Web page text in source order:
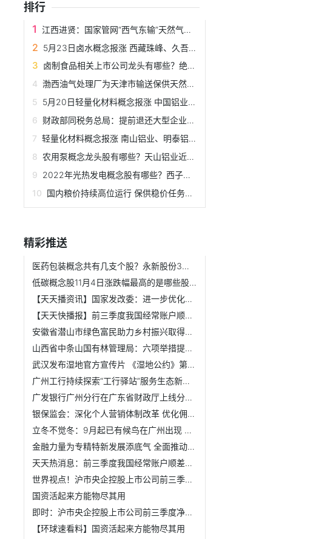
排行
江西进贤：国家管网“西气东输”天然气管道动火作业顺利实施
5月23日卤水概念报涨 西藏珠峰、久吾高科等领涨
卤制食品相关上市公司龙头有哪些？绝味食品2022年股价下跌-46.12%
渤西油气处理厂为天津市输送保供天然气超40亿立方米
5月20日轻量化材料概念报涨 中国铝业、明泰铝业领涨
财政部同税务总局：提前退还大型企业存量留抵税额
轻量化材料概念报涨 南山铝业、明泰铝业等领涨
农用泵概念龙头股有哪些？天山铝业近7个交易日股价上涨8.42%
2022年光热发电概念股有哪些？西子洁能5日内股价上涨2.71%
国内粮价持续高位运行 保供稳价任务十分艰巨
精彩推送
医药包装概念共有几支个股？永新股份3日内股价下跌4.7%
低碳概念股11月4日涨跌幅最高的是哪些股票？11月4日好当家成...
【天天播资讯】国家发改委：进一步优化民间投资社会环境
【天天快播报】前三季度我国经常账户顺差20598亿元
安徽省潜山市绿色富民助力乡村振兴取得新成效
山西省中条山国有林管理局：六项举措提升种苗培育质量
武汉发布湿地官方宣传片 《湿地公约》第十四届缔约方大会即...
广州工行持续探索“工行驿站”服务生态新模式 打造客户身边...
广发银行广州分行在广东省财政厅上线分离式电子保函业务
银保监会：深化个人营销体制改革 优化佣金激励分配机制
立冬不觉冬：9月起已有候鸟在广州出现 最高气温将达30℃
金融力量为专精特新发展添底气 全面推动减税降费政策落实
天天热消息：前三季度我国经常账户顺差20598亿元
世界视点！沪市央企控股上市公司前三季度净利润同比增8.5% ...
国资活起来方能物尽其用
即时：沪市央企控股上市公司前三季度净利润同比增8.5% 汇聚...
【环球速看料】国资活起来方能物尽其用